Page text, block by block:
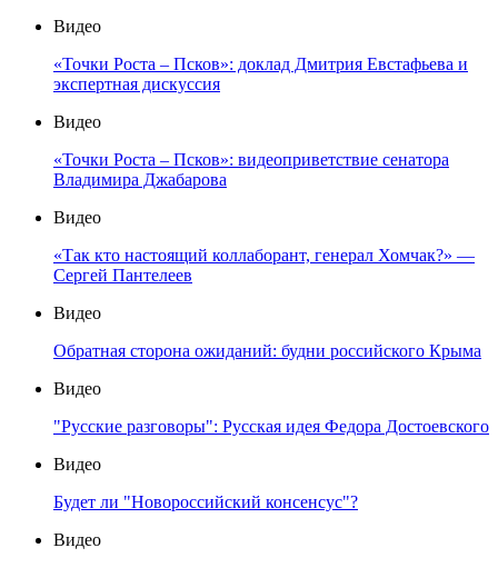
Видео
«Точки Роста – Псков»: доклад Дмитрия Евстафьева и
экспертная дискуссия
Видео
«Точки Роста – Псков»: видеоприветствие сенатора
Владимира Джабарова
Видео
«Так кто настоящий коллаборант, генерал Хомчак?» —
Сергей Пантелеев
Видео
Обратная сторона ожиданий: будни российского Крыма
Видео
"Русские разговоры": Русская идея Федора Достоевского
Видео
Будет ли "Новороссийский консенсус"?
Видео